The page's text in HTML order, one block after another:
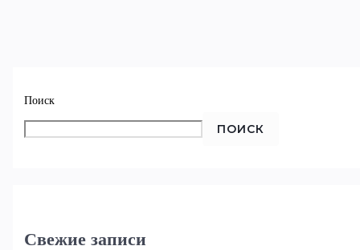
Поиск
ПОИСК
Свежие записи